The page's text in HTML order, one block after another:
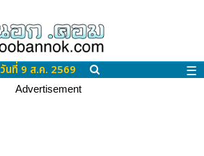
วันที่ 9 ส.ค. 2569 ☰
Advertisement